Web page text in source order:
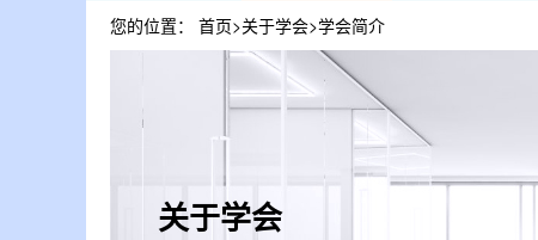
您的位置： 首页>关于学会>学会简介
关于学会